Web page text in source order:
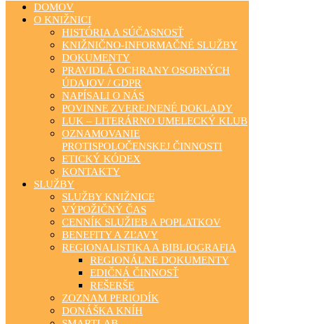
DOMOV
O KNIŽNICI
HISTÓRIA A SÚČASNOSŤ
KNIŽNIČNO-INFORMAČNÉ SLUŽBY
DOKUMENTY
PRAVIDLÁ OCHRANY OSOBNÝCH
ÚDAJOV / GDPR
NAPÍSALI O NÁS
POVINNE ZVEREJNENÉ DOKLADY
LUK – LITERÁRNO UMELECKÝ KLUB
OZNAMOVANIE
PROTISPOLOČENSKEJ ČINNOSTI
ETICKÝ KÓDEX
KONTAKTY
SLUŽBY
SLUŽBY KNIŽNICE
VÝPOŽIČNÝ ČAS
CENNÍK SLUŽIEB A POPLATKOV
BENEFITY A ZĽAVY
REGIONALISTIKA A BIBLIOGRAFIA
REGIONÁLNE DOKUMENTY
EDIČNÁ ČINNOSŤ
REŠERŠE
ZOZNAM PERIODÍK
DONÁŠKA KNÍH